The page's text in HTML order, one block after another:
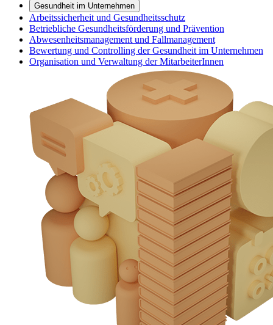
Gesundheit im Unternehmen
Arbeitssicherheit und Gesundheitsschutz
Betriebliche Gesundheitsförderung und Prävention
Abwesenheitsmanagement und Fallmanagement
Bewertung und Controlling der Gesundheit im Unternehmen
Organisation und Verwaltung der MitarbeiterInnen